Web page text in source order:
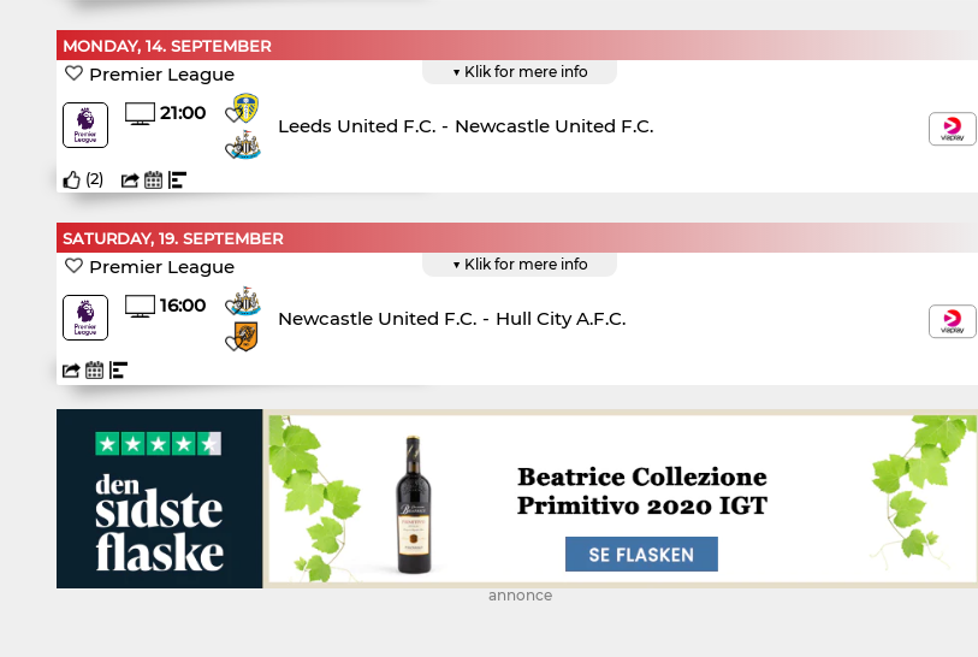
MONDAY, 14. SEPTEMBER
▼ Klik for mere info
Premier League
21:00
Leeds United F.C. - Newcastle United F.C.
(2)
SATURDAY, 19. SEPTEMBER
▼ Klik for mere info
Premier League
16:00
Newcastle United F.C. - Hull City A.F.C.
annonce